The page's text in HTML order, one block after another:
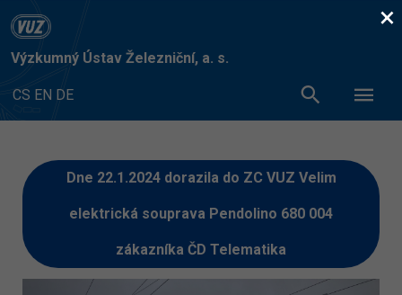
Výzkumný Ústav Železniční, a. s.
CS EN DE
Dne 22.1.2024 dorazila do ZC VUZ Velim
elektrická souprava Pendolino 680 004
zákazníka ČD Telematika
×